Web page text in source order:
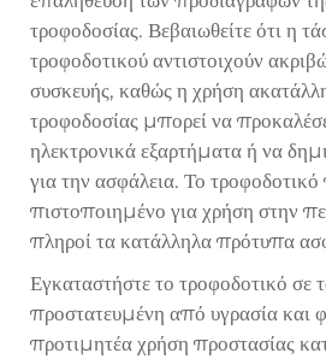
τροφοδοσίας. Βεβαιωθείτε ότι η
τροφοδοτικού αντιστοιχούν
συσκευής, καθώς η χρήση
τροφοδοσίας μπορεί να
ηλεκτρονικά εξαρτήματα ή να
για την ασφάλεια. Το τροφοδοτικό
πιστοποιημένο για χρήση στην
πληροί τα κατάλληλα πρότυπα
Εγκαταστήστε το τροφοδοτικό σε
προστατευμένη από υγρασία και
προτιμητέα χρήση προστασίας